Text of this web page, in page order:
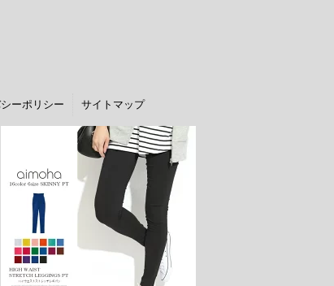
ーポリシー サイトマップ